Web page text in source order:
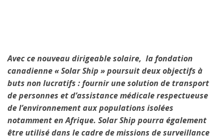
Avec ce nouveau dirigeable solaire, la fondation
canadienne « Solar Ship » poursuit deux objectifs à
buts non lucratifs : fournir une solution de transport
de personnes et d’assistance médicale respectueuse
de l’environnement aux populations isolées
notamment en Afrique. Solar Ship pourra également
être utilisé dans le cadre de missions de surveillance